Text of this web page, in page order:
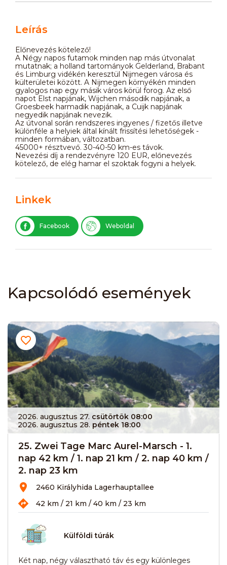
Leírás
Előnevezés kötelező!
A Négy napos futamok minden nap más útvonalat
mutatnak; a holland tartományok Gelderland, Brabant
és Limburg vidékén keresztül Nijmegen városa és
külterületei között. A Nijmegen környékén minden
gyalogos nap egy másik város körül forog. Az első
napot Elst napjának, Wijchen második napjának, a
Groesbeek harmadik napjának, a Cuijk napjának
negyedik napjának nevezik.
Az útvonal során rendszeres ingyenes / fizetős illetve
különféle a helyiek által kínált frissítési lehetőségek -
minden formában, változatban.
45000+ résztvevő. 30-40-50 km-es távok.
Nevezési díj a rendezvényre 120 EUR, előnevezés
kötelező, de elég hamar el szoktak fogyni a helyek.
Linkek
Facebook Weboldal
Kapcsolódó események
2026. augusztus 27. csütörtök 08:00
2026. augusztus 28. péntek 18:00
25. Zwei Tage Marc Aurel-Marsch - 1.
nap 42 km / 1. nap 21 km / 2. nap 40 km /
2. nap 23 km
2460 Királyhida Lagerhauptallee
42 km / 21 km / 40 km / 23 km
Külföldi túrák
Két nap, négy választható táv és egy különleges